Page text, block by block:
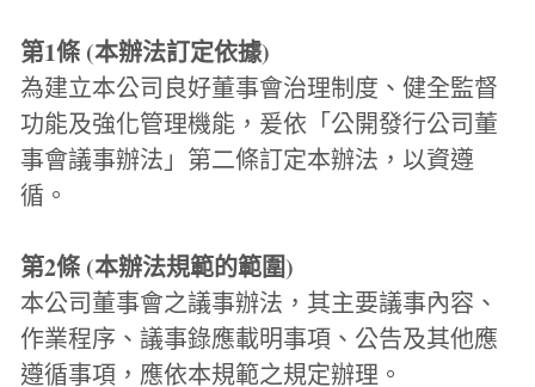
第1條 (本辦法訂定依據)
為建立本公司良好董事會治理制度、健全監督
功能及強化管理機能，爰依「公開發行公司董
事會議事辦法」第二條訂定本辦法，以資遵
循。
第2條 (本辦法規範的範圍)
本公司董事會之議事辦法，其主要議事內容、
作業程序、議事錄應載明事項、公告及其他應
遵循事項，應依本規範之規定辦理。